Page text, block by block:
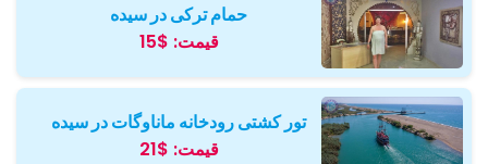
حمام ترکی در سیده
قیمت: $15
تور کشتی رودخانه ماناوگات در سیده
قیمت: $21